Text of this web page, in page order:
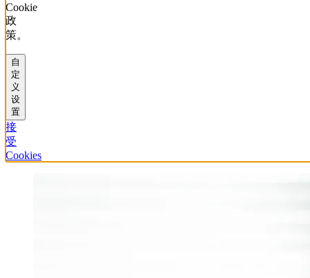
Cookie
政
策。
自
定
义
设
置
接
受
Cookies